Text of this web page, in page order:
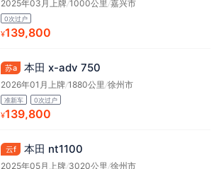
2025年03月上牌/1000公里 /嘉兴市
0次过户
¥139,800
苏a 本田 x-adv 750
2026年01月上牌/1880公里 /徐州市
准新车 0次过户
¥139,800
云f 本田 nt1100
2025年05月上牌/3020公里 /徐州市